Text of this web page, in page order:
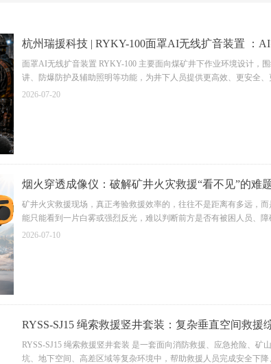
杭州瑞援科技 | RYKY-100面罩AI无线扩音装置 ：
面罩AI无线扩音装置 RYKY-100 主要面向煤矿井下作业环境设计，
讲、防爆防护及辅助照明等功能，为井下人员提供更高效、更安全、
2026-07-20
烟火穿透成像仪：破解矿井火灾救援“看不见”的难
矿井火灾救援现场，真正考验救援效率的，往往不是距离有多远，
能只能看到一片白雾或强烈反光，难以判断前方是否有被困人员、障
2026-07-10
RYSS-SJ15 绳索救援竖井套装：复杂垂直空间救援
RYSS-SJ15 绳索救援竖井套装 是一套面向消防救援、应急抢险、
坑、地下空间、高差区域等复杂环境中，帮助救援人员完成安全下